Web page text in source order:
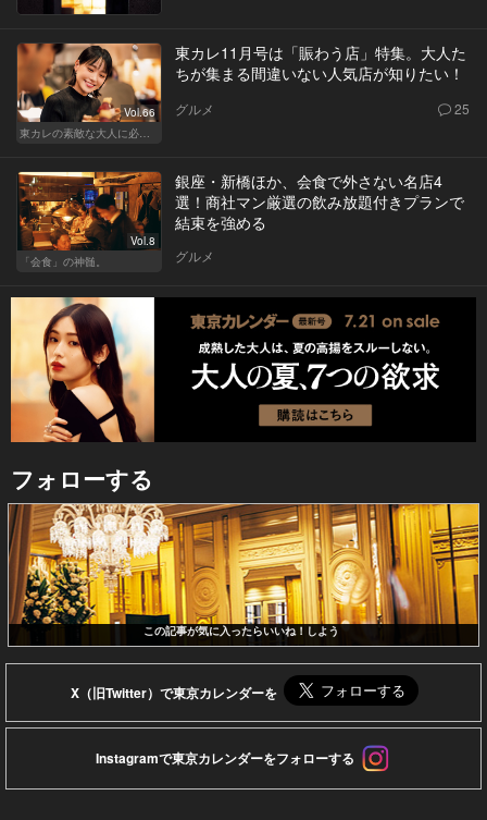
Vol.66
東カレ11月号は「賑わう店」特集。大人た
ちが集まる間違いない人気店が知りたい！
グルメ 25
Vol.8
「会食」の神髄。
銀座・新橋ほか、会食で外さない名店4
選！商社マン厳選の飲み放題付きプランで
結束を強める
グルメ
フォローする
この記事が気に入ったらいいね！しよう
X（旧Twitter）で東京カレンダーを
Instagramで東京カレンダーをフォローする